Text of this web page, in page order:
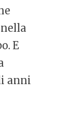
E
anni